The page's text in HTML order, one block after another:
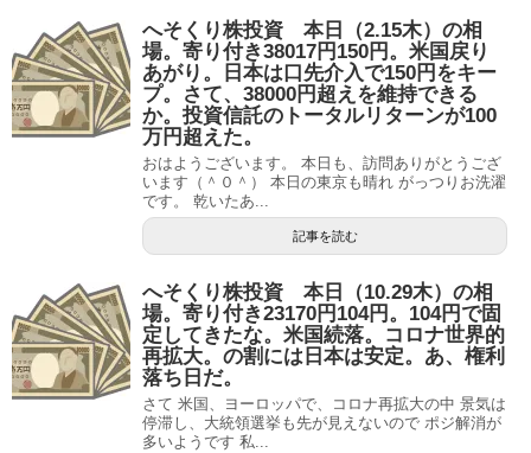
へそくり株投資 本日（2.15木）の相
場。寄り付き38017円150円。米国戻り
あがり。日本は口先介入で150円をキー
プ。さて、38000円超えを維持できる
か。投資信託のトータルリターンが100
万円超えた。
おはようございます。 本日も、訪問ありがとうござ
います（＾０＾） 本日の東京も晴れ がっつりお洗濯
です。 乾いたあ...
記事を読む
へそくり株投資 本日（10.29木）の相
場。寄り付き23170円104円。104円で固
定してきたな。米国続落。コロナ世界的
再拡大。の割には日本は安定。あ、権利
落ち日だ。
さて 米国、ヨーロッパで、コロナ再拡大の中 景気は
停滞し、大統領選挙も先が見えないので ポジ解消が
多いようです 私...